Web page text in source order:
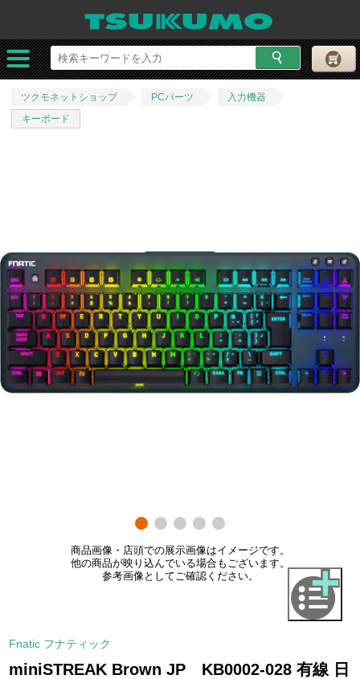
ツクモネットショップ PCパーツ
入力機器
キーボード
商品画像・店頭での展示画像はイメージです。
他の商品が映り込んでいる場合もございます。
参考画像としてご確認ください。
Fnatic フナティック
miniSTREAK Brown JP KB0002-028 有線 日